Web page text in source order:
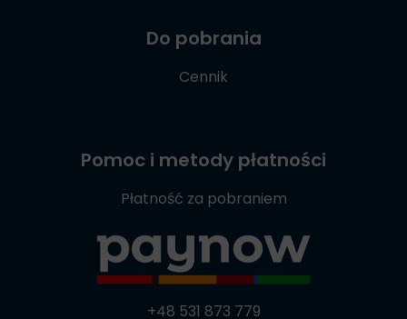
Do pobrania
Cennik
Pomoc i metody płatności
Płatność za pobraniem
+48 531 873 779